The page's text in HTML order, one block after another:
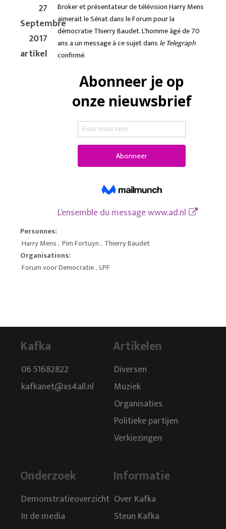
27
Septembre
2017
artikel
Broker et présentateur de télévision Harry Mens
aimerait le Sénat dans le Forum pour la
démocratie Thierry Baudet. L'homme âgé de 70
ans a un message à ce sujet dans le Telegraph
confirmé.
L'ensemble du messagewww.ad.nl
Personnes:
Harry Mens, Pim Fortuyn, Thierry Baudet
Organisations:
Forum voor Democratie, LPF
Kafka
06 51682822
kafkanet@xs4all.nl
Artikelen
Diversen
Muziek
Organisaties
Politieke partijen
Verkiezingen
Onderzoek
Demonstratieoverzicht
In de media
Informatie
Over Kafka
Steun Kafka